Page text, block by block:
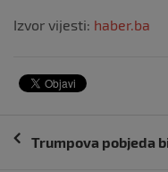
Izvor vijesti: haber.ba
Navigacija
objava
Trumpova pobjeda